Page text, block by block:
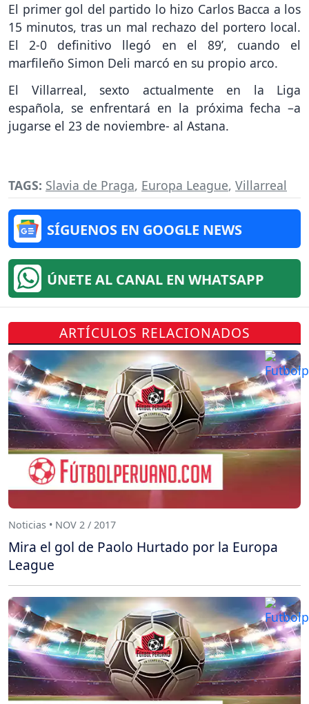
El primer gol del partido lo hizo Carlos Bacca a los
15 minutos, tras un mal rechazo del portero local.
El 2-0 definitivo llegó en el 89’, cuando el
marfileño Simon Deli marcó en su propio arco.
El Villarreal, sexto actualmente en la Liga
española, se enfrentará en la próxima fecha –a
jugarse el 23 de noviembre- al Astana.
TAGS: Slavia de Praga, Europa League, Villarreal
SÍGUENOS EN GOOGLE NEWS
ÚNETE AL CANAL EN WHATSAPP
ARTÍCULOS RELACIONADOS
Noticias • NOV 2 / 2017
Mira el gol de Paolo Hurtado por la Europa
League